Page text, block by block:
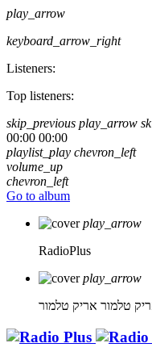
play_arrow
keyboard_arrow_right
Listeners:
Top listeners:
skip_previous play_arrow
00:00 00:00
playlist_play chevron_left
volume_up
chevron_left
Go to album
play_arrow
RadioPlus
play_arrow
אריק טלמור